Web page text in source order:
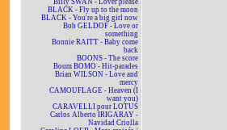
Billy SWAN - Lover please
BLACK - Fly up to the moon
BLACK - You're a big girl now
Bob GELDOF - Love or
something
Bonnie RAITT - Baby come
back
BOONS - The score
Boum BOMO - Hit-parades
Brian WILSON - Love and
mercy
CAMOUFLAGE - Heaven (I
want you)
CARAVELLI pour LOTUS
Carlos Alberto IRIGARAY -
Navidad Criolla